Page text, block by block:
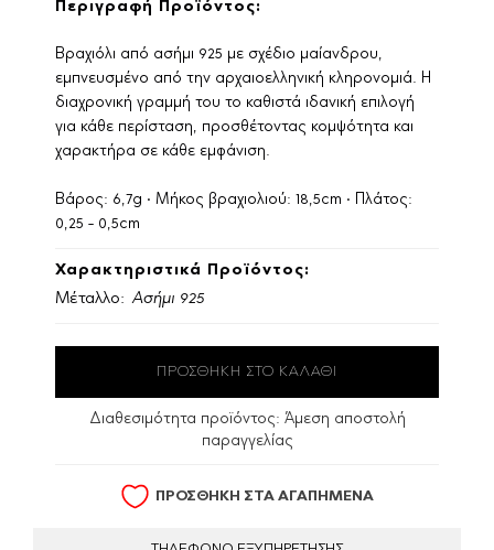
Περιγραφή Προϊόντος:
Βραχιόλι από ασήμι 925 με σχέδιο μαίανδρου,
εμπνευσμένο από την αρχαιοελληνική κληρονομιά. Η
διαχρονική γραμμή του το καθιστά ιδανική επιλογή
για κάθε περίσταση, προσθέτοντας κομψότητα και
χαρακτήρα σε κάθε εμφάνιση.
Βάρος: 6,7g • Μήκος βραχιολιού: 18,5cm • Πλάτος:
0,25 - 0,5cm
Χαρακτηριστικά Προϊόντος:
Μέταλλο: Ασήμι 925
Διαθεσιμότητα προϊόντος: Άμεση αποστολή
παραγγελίας
ΠΡΟΣΘΗΚΗ ΣΤΑ ΑΓΑΠΗΜΕΝΑ